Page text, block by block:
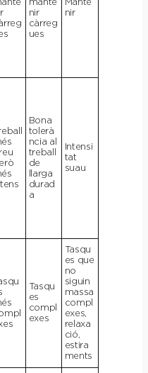
mante
nir
càrreg
ues
Mante
nir
Bona
tolerà
ncia al
treball
de
llarga
durad
a
Intensi
tat
suau
Tasqu
es
compl
exes
Tasqu
es que
no
siguin
massa
compl
exes,
relaxa
ció,
estira
ments